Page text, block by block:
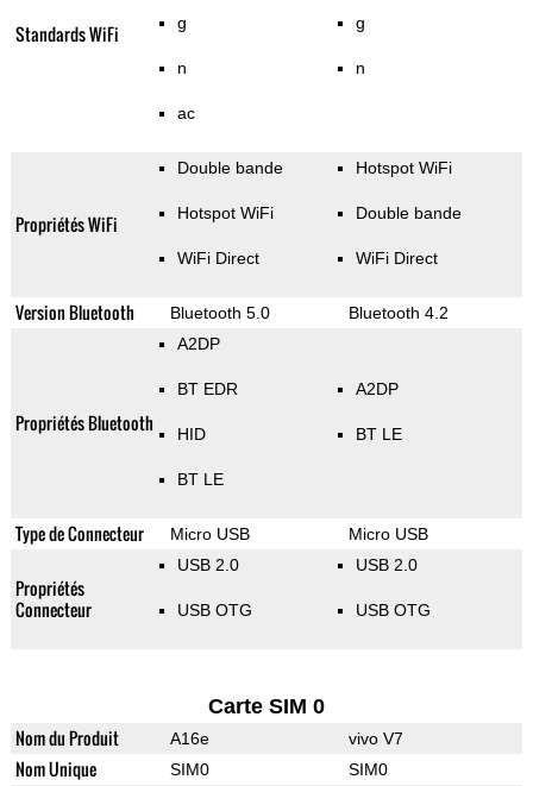
Standards WiFi g
n
ac
g
n
Propriétés WiFi
Double bande
Hotspot WiFi
WiFi Direct
Hotspot WiFi
Double bande
WiFi Direct
Version Bluetooth Bluetooth 5.0 Bluetooth 4.2
Propriétés Bluetooth
A2DP
BT EDR
HID
BT LE
A2DP
BT LE
Type de Connecteur Micro USB Micro USB
Propriétés
Connecteur
USB 2.0
USB OTG
USB 2.0
USB OTG
Carte SIM 0
Nom du Produit A16e vivo V7
Nom Unique SIM0 SIM0